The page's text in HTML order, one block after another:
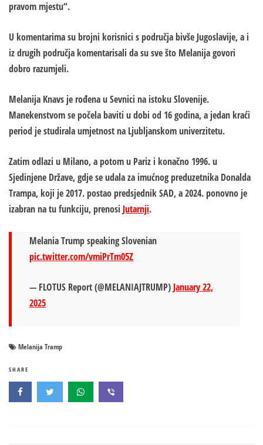
pravom mjestu“.
U komentarima su brojni korisnici s područja bivše Jugoslavije, a i
iz drugih područja komentarisali da su sve što Melanija govori
dobro razumjeli.
Melanija Knavs je rođena u Sevnici na istoku Slovenije.
Manekenstvom se počela baviti u dobi od 16 godina, a jedan kraći
period je studirala umjetnost na Ljubljanskom univerzitetu.
Zatim odlazi u Milano, a potom u Pariz i konačno 1996. u
Sjedinjene Države, gdje se udala za imućnog preduzetnika Donalda
Trampa, koji je 2017. postao predsjednik SAD, a 2024. ponovno je
izabran na tu funkciju, prenosi Jutarnji.
Melania Trump speaking Slovenian
pic.twitter.com/vmiPrTm05Z
— FLOTUS Report (@MELANIAJTRUMP) January 22,
2025
Melanija Tramp
SHARE